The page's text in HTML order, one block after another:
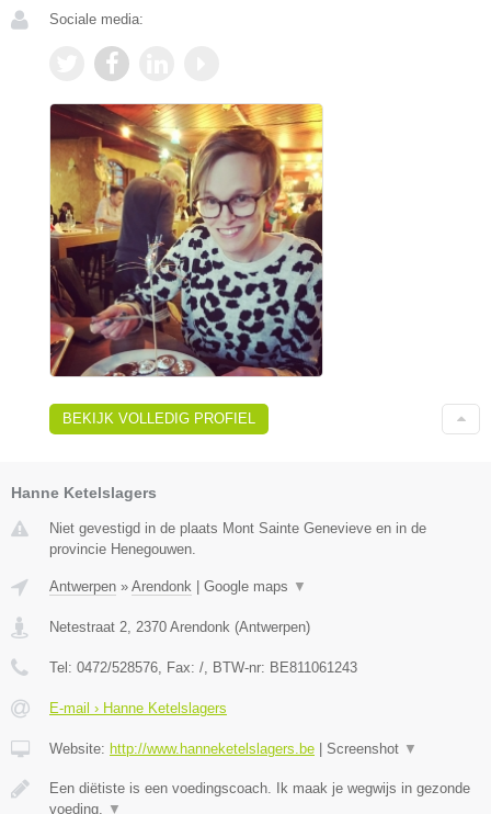
Sociale media:
BEKIJK VOLLEDIG PROFIEL
Hanne Ketelslagers
Niet gevestigd in de plaats Mont Sainte Genevieve en in de
provincie Henegouwen.
Antwerpen » Arendonk Google maps ▼
Netestraat 2, 2370 Arendonk (Antwerpen)
Tel: 0472/528576, Fax: /, BTW-nr: BE811061243
E-mail › Hanne Ketelslagers
Website: http://www.hanneketelslagers.be Screenshot ▼
Een diëtiste is een voedingscoach. Ik maak je wegwijs in gezonde
voeding, ▼